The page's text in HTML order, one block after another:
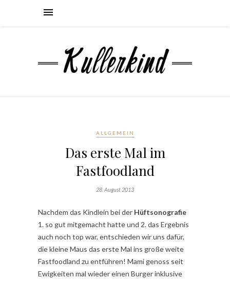
ALLGEMEIN
Das erste Mal im
Fastfoodland
28. August 2013
Nachdem das Kindlein bei der Hüftsonografie
1. so gut mitgemacht hatte und 2. das Ergebnis
auch noch top war, entschieden wir uns dafür,
die kleine Maus das erste Mal ins große weite
Fastfoodland zu entführen! Mami genoss seit
Ewigkeiten mal wieder einen Burger inklusive